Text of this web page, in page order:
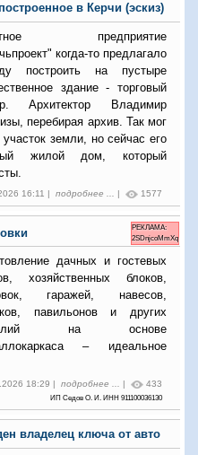
в Керчи (эскиз)
предприятие
когда-то предлагало
построить на пустыре
здание - торговый
Архитектор Владимир
перебирая архив. Так мог
земли, но сейчас его
жилой дом, который
16:11 | подробнее ... 1577
РЕКЛАМА:
2SDnjcoMmXq
дачных и гостевых
хозяйственных блоков,
гаражей, навесов,
павильонов и других
на основе
– идеальное
18:29 | подробнее ... 433
ИП Седов О. И. ИНН 911100036130
владелец ключа от авто